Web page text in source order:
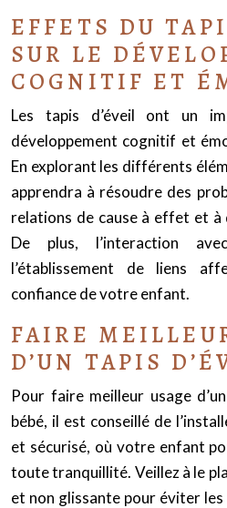
EFFETS DU
SUR LE
COGNITIF ET
Les tapis d’éveil ont un
développement cognitif et
En explorant les différents
apprendra à résoudre des
relations de cause à effet et
De plus, l’interaction
l’établissement de liens
confiance de votre enfant.
FAIRE
D’UN TAPIS
Pour faire meilleur usage
bébé, il est conseillé de
et sécurisé, où votre enfant
toute tranquillité. Veillez à le
et non glissante pour éviter